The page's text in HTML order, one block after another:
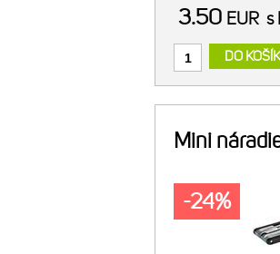
3.50 EUR s
DO
Mini
-24%